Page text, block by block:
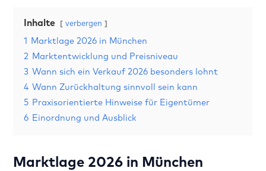
Inhalte verbergen
1 Marktlage 2026 in München
2 Marktentwicklung und Preisniveau
3 Wann sich ein Verkauf 2026 besonders lohnt
4 Wann Zurückhaltung sinnvoll sein kann
5 Praxisorientierte Hinweise für Eigentümer
6 Einordnung und Ausblick
Marktlage 2026 in München